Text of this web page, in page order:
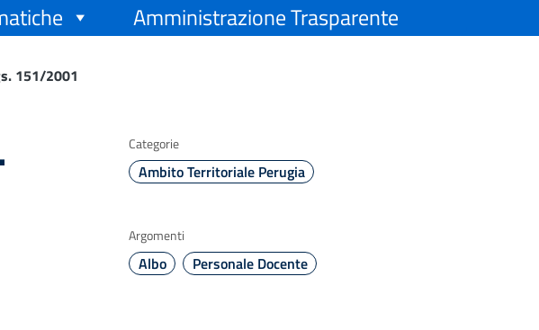
Amministrazione Trasparente
151/2001
Categorie
Ambito Territoriale Perugia
Argomenti
Albo Personale Docente